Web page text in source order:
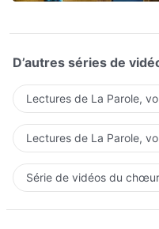
D’autres séries de
Lectures de La Parole,
Lectures de La Parole,
Série de vidéos du chœur